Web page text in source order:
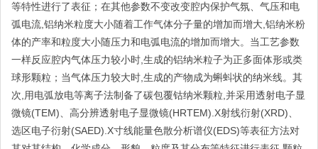
等特性进行了表征；在其他参数不变改变腔内保护气氛、气压和电
弧电流,铝纳米粒度大小随着工作气体分子量的增加而增大,铝纳米粉
体的产率和粒度大小随压力和电弧电流的增加而增大。当工艺参数
一样反应腔内气体压力较小时,生成的铝纳米粒子为正多面体形或类
球形颗粒；当气体压力较大时,生成的产物成为蝌蚪状的纳米线。其
次,用电弧放电等离子法制备了碳包覆钴纳米颗粒,并采用透射电子显
微镜(TEM)、高分辨透射电子显微镜(HRTEM).X射线衍射(XRD)、
选区电子衍射(SAED).X寸线能量色散分析谱仪(EDS)等表征方法对